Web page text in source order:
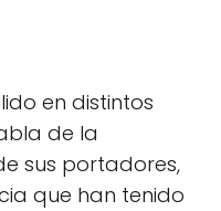
en distintos
de la
sus portadores,
que han tenido